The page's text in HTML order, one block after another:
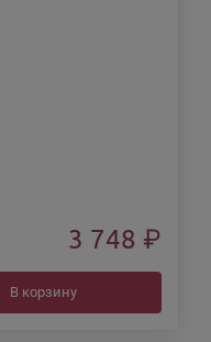
3 748 ₽
В корзину